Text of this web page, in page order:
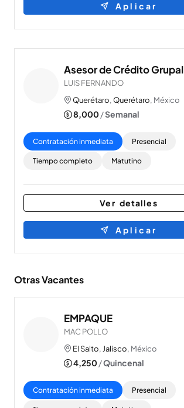
Aplicar
Asesor de Crédito Grupal
LUIS FERNANDO
Querétaro, Querétaro, México
8,000/Semanal
Contratación inmediata Presencial
Tiempo completo Matutino
Ver detalles
Aplicar
Otras Vacantes
EMPAQUE
MAC POLLO
El Salto, Jalisco, México
4,250/Quincenal
Contratación inmediata Presencial